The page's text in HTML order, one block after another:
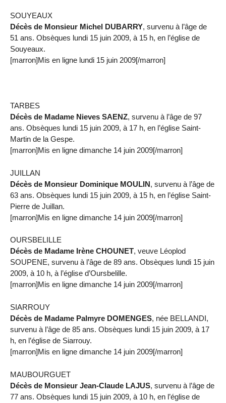
SOUYEAUX
Décès de Monsieur Michel DUBARRY, survenu à l’âge de
51 ans. Obsèques lundi 15 juin 2009, à 15 h, en l’église de
Souyeaux.
[marron]Mis en ligne lundi 15 juin 2009[/marron]
TARBES
Décès de Madame Nieves SAENZ, survenu à l’âge de 97
ans. Obsèques lundi 15 juin 2009, à 17 h, en l’église Saint-
Martin de la Gespe.
[marron]Mis en ligne dimanche 14 juin 2009[/marron]
JUILLAN
Décès de Monsieur Dominique MOULIN, survenu à l’âge de
63 ans. Obsèques lundi 15 juin 2009, à 15 h, en l’église Saint-
Pierre de Juillan.
[marron]Mis en ligne dimanche 14 juin 2009[/marron]
OURSBELILLE
Décès de Madame Irène CHOUNET, veuve Léoplod
SOUPENE, survenu à l’âge de 89 ans. Obsèques lundi 15 juin
2009, à 10 h, à l’église d’Oursbelille.
[marron]Mis en ligne dimanche 14 juin 2009[/marron]
SIARROUY
Décès de Madame Palmyre DOMENGES, née BELLANDI,
survenu à l’âge de 85 ans. Obsèques lundi 15 juin 2009, à 17
h, en l’église de Siarrouy.
[marron]Mis en ligne dimanche 14 juin 2009[/marron]
MAUBOURGUET
Décès de Monsieur Jean-Claude LAJUS, survenu à l’âge de
77 ans. Obsèques lundi 15 juin 2009, à 10 h, en l’église de